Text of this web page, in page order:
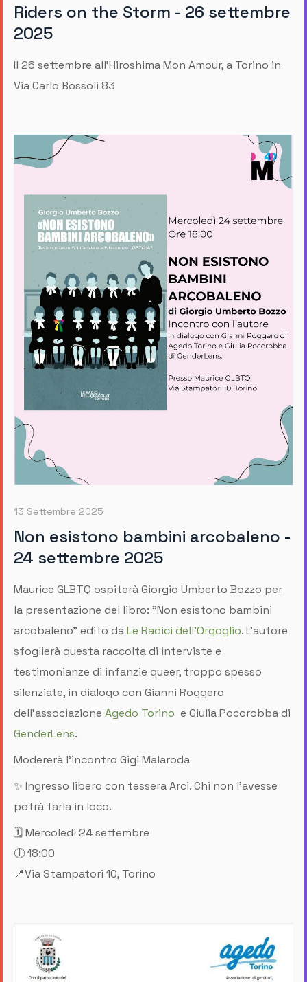
Riders on the Storm - 26 settembre
2025
Il 26 settembre all'Hiroshima Mon Amour, a Torino in
Via Carlo Bossoli 83
13 Settembre 2025
Non esistono bambini arcobaleno -
24 settembre 2025
Maurice GLBTQ ospiterà Giorgio Umberto Bozzo per
la presentazione del libro: "Non esistono bambini
arcobaleno" edito daLe Radici dell'Orgoglio. L'autore
sfoglierà questa raccolta di interviste e
testimonianze di infanzie queer, troppo spesso
silenziate, in dialogo con Gianni Roggero
dell'associazione Agedo Torino e Giulia Pocorobba di
GenderLens.
Modererà l'incontro Gigi Malaroda
✨ Ingresso libero con tessera Arci. Chi non l'avesse
potrà farla in loco.
🗓️ Mercoledì 24 settembre
🕕 18:00
📍Via Stampatori 10, Torino